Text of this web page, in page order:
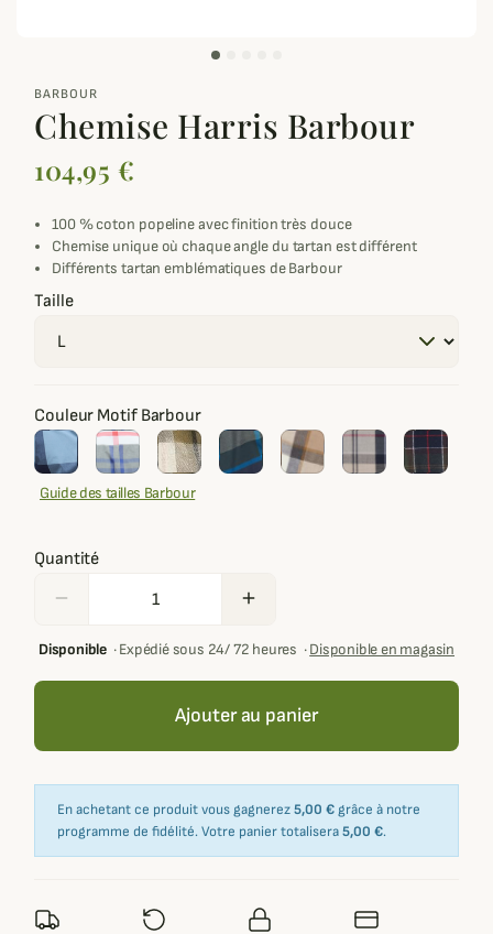
BARBOUR
Chemise Harris Barbour
104,95 €
100 % coton popeline avec finition très douce
Chemise unique où chaque angle du tartan est différent
Différents tartan emblématiques de Barbour
Taille
Couleur Motif Barbour
Guide des tailles Barbour
Quantité
remove add
Disponible·Expédié sous 24/ 72 heures ·Disponible en magasin
Ajouter au panier
En achetant ce produit vous gagnerez5,00 € grâce à notre
programme de fidélité. Votre panier totalisera5,00 €.